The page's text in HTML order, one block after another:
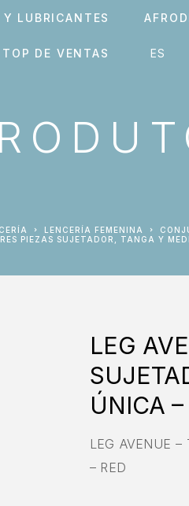
Y LUBRICANTES
TOP DE VENTAS
LENCERÍA FEMENINA
PIEZAS SUJETADOR, TANGA Y
LEG
ÚNICA
LEG AVENUE –
– RED